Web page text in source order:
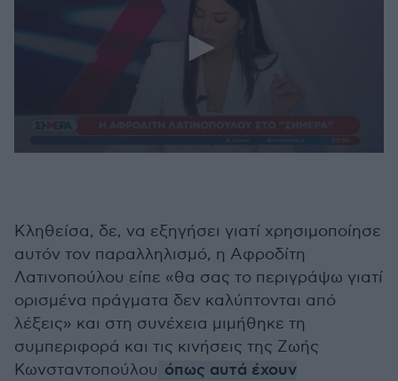
55
seconds
Κληθείσα, δε, να εξηγήσει γιατί χρησιμοποίησε
αυτόν τον παραλληλισμό, η Αφροδίτη
Λατινοπούλου είπε «θα σας το περιγράψω γιατί
ορισμένα πράγματα δεν καλύπτονται από
λέξεις» και στη συνέχεια μιμήθηκε τη
συμπεριφορά και τις κινήσεις της Ζωής
Κωνσταντοπούλου όπως αυτά έχουν